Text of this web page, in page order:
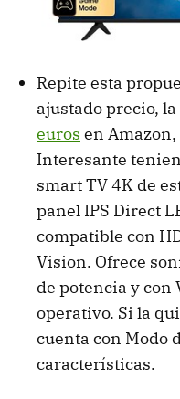
Repite esta
ajustado precio, la
euros en Amazon,
Interesante
smart TV 4K de
panel IPS Direct
compatible con
Vision. Ofrece
de potencia y con
operativo. Si la
cuenta con Modo
características.